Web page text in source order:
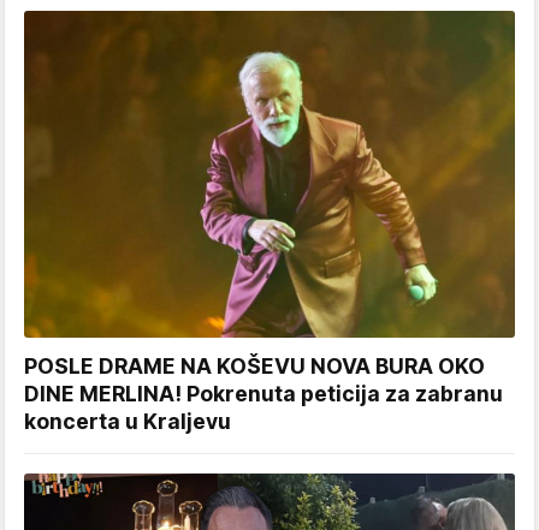
POSLE DRAME NA KOŠEVU NOVA BURA OKO
DINE MERLINA! Pokrenuta peticija za zabranu
koncerta u Kraljevu